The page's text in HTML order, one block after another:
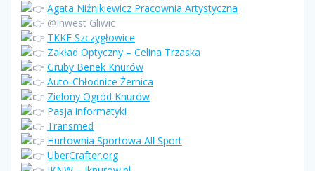
Agata Niźnikiewicz Pracownia Artystyczna
@Inwest Gliwic
TKKF Szczygłowice
Zakład Optyczny – Celina Trzaska
Gruby Benek Knurów
Auto-Chłodnice Żernica
Zielony Ogród Knurów
Pasja informatyki
Transmed
Hurtownia Sportowa All Sport
UberCrafter.org